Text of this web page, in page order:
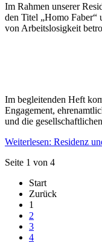
Im Rahmen unserer
den Titel „Homo Faber“
von Arbeitslosigkeit
Im begleitenden Heft
Engagement,
und die
Weiterlesen: Residenz
Seite 1 von 4
Start
Zurück
1
2
3
4